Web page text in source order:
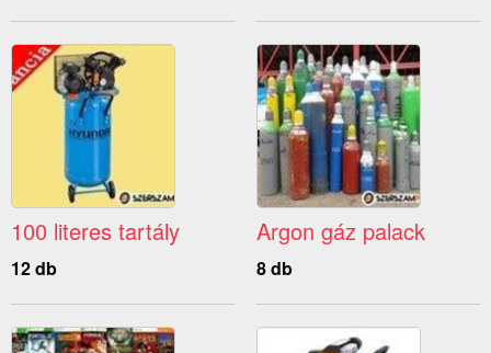
100 literes tartály
12 db
Argon gáz palack
8 db